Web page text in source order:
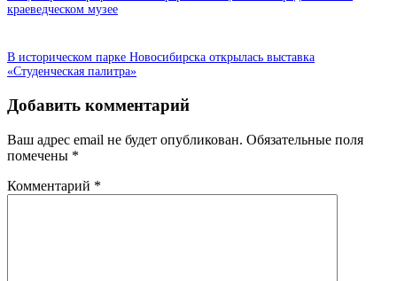
краеведческом музее
В историческом парке Новосибирска открылась выставка
«Студенческая палитра»
Добавить комментарий
Ваш адрес email не будет опубликован. Обязательные поля
помечены *
Комментарий *